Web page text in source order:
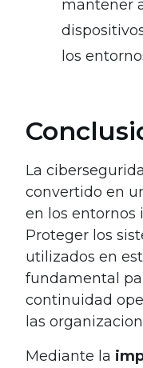
mantener
los
La
convertido en
en los entornos
Proteger los
utilizados en
fundamental
continuidad
las
Mediante la